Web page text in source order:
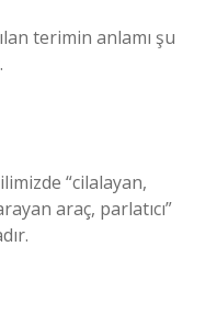
terimin anlamı şu
araç, parlatıcı”